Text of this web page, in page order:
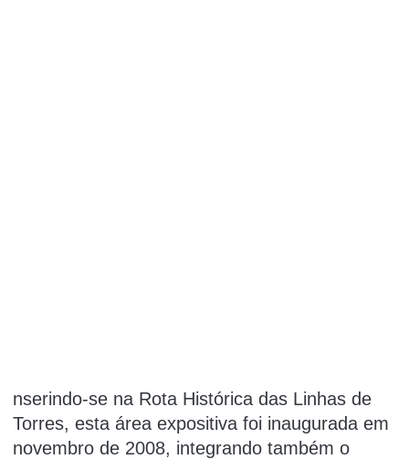
nserindo-se na Rota Histórica das Linhas de
Torres, esta área expositiva foi inaugurada em
novembro de 2008, integrando também o